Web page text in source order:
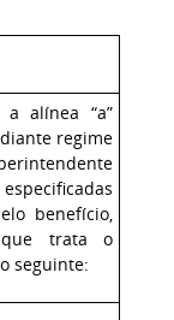
alínea “a”
regime
benefício,
trata o
seguinte: